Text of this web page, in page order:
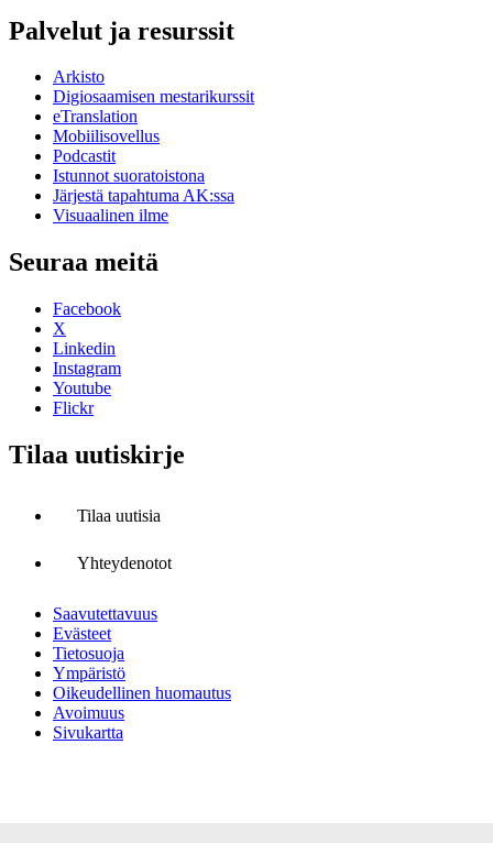
Palvelut ja resurssit
Arkisto
Digiosaamisen mestarikurssit
eTranslation
Mobiilisovellus
Podcastit
Istunnot suoratoistona
Järjestä tapahtuma AK:ssa
Visuaalinen ilme
Seuraa meitä
Facebook
X
Linkedin
Instagram
Youtube
Flickr
Tilaa uutiskirje
Tilaa uutisia
Yhteydenotot
Saavutettavuus
Evästeet
Tietosuoja
Ympäristö
Oikeudellinen huomautus
Avoimuus
Sivukartta